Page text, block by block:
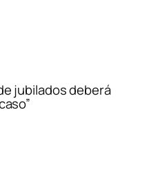
jubilados deberá